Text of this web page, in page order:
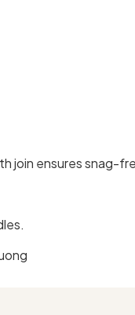
join ensures snag-